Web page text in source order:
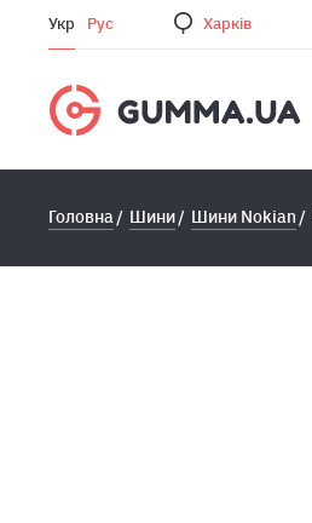
Укр Рус Харкiв
Головна Шини Шини Nokian